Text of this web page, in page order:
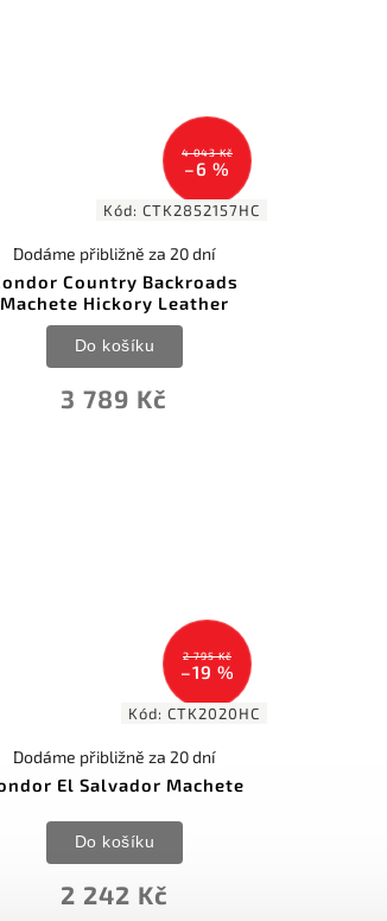
4 043 Kč
–6 %
Kód:CTK2852157HC
Country Backroads
Machete Hickory Leather
Dodáme přibližně za 20 dní
3 789 Kč
Do košíku
2 795 Kč
–19 %
Kód:CTK2020HC
El Salvador Machete
Dodáme přibližně za 20 dní
2 242 Kč
Do košíku